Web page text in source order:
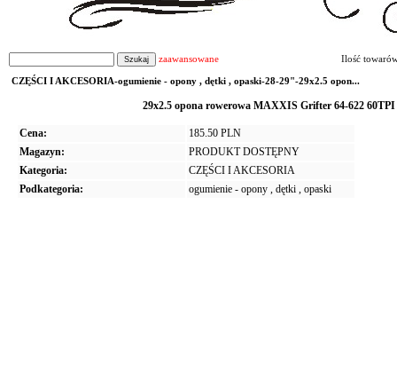
zaawansowane Ilość
CZĘŚCI I AKCESORIA-ogumienie - opony , dętki , opaski-28-29"-29x2.5 opon...
29x2.5 opona rowerowa MAXXIS Grifter 64-622
Cena:
185.50 PLN
Magazyn:
PRODUKT DOSTĘPNY
Kategoria:
CZĘŚCI I AKCESORIA
Podkategoria:
ogumienie - opony , dętki , opaski